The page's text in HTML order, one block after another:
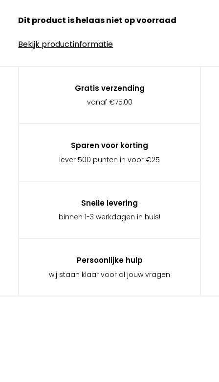
Dit product is helaas niet op voorraad
Bekijk productinformatie
Gratis verzending
vanaf €75,00
Sparen voor korting
lever 500 punten in voor €25
Snelle levering
binnen 1-3 werkdagen in huis!
Persoonlijke hulp
wij staan klaar voor al jouw vragen